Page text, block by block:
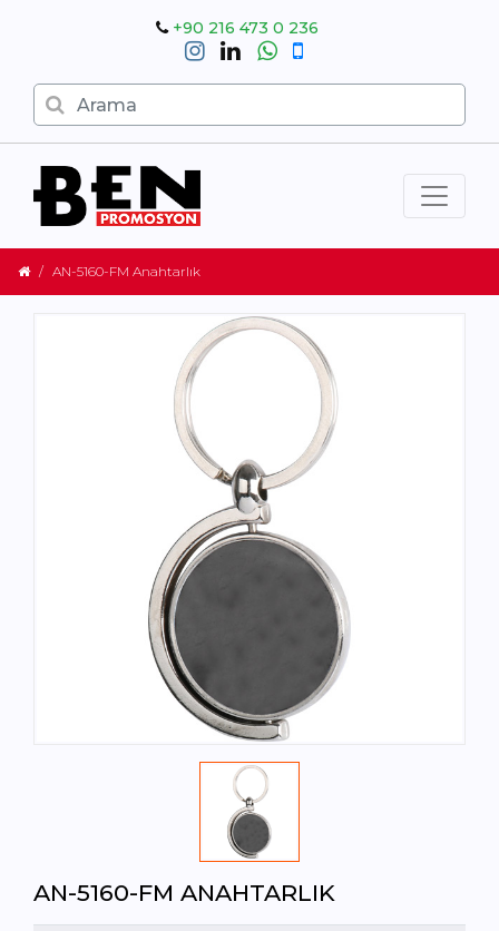
+90 216 473 0 236
AN-5160-FM Anahtarlık
AN-5160-FM ANAHTARLIK